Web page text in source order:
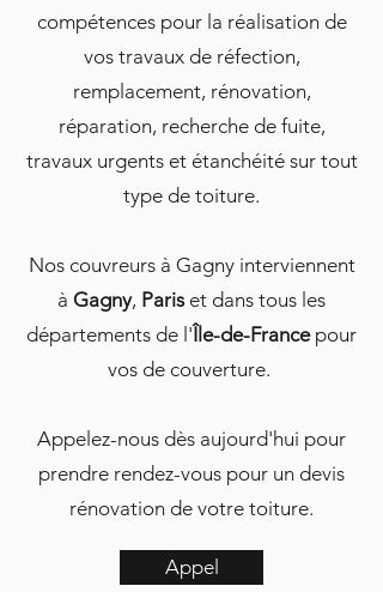
compétences pour la réalisation de
vos travaux de réfection,
remplacement, rénovation,
réparation, recherche de fuite,
travaux urgents et étanchéité sur tout
type de toiture.
Nos couvreurs à Gagny interviennent
à Gagny, Pariset dans tous les
départements de l'Île-de-Francepour
vos de couverture.
Appelez-nous dès aujourd'hui pour
prendre rendez-vous pour un devis
rénovation de votre toiture.
Appel